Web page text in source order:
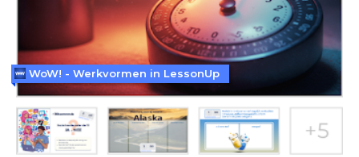
WoW! - Werkvormen in LessonUp